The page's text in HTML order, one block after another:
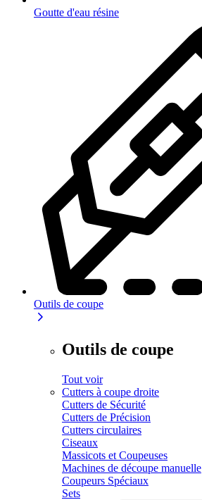
Goutte d'eau résine
Outils de coupe
Outils de coupe
Tout voir
Cutters à coupe droite
Cutters de Sécurité
Cutters de Précision
Cutters circulaires
Ciseaux
Massicots et Coupeuses
Machines de découpe manuelle
Coupeurs Spéciaux
Sets